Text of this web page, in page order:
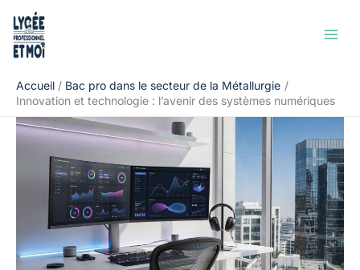
contenu
Accueil
Bac pro dans le secteur de la Métallurgie
Innovation et technologie : l’avenir des systèmes numériques
Rechercher